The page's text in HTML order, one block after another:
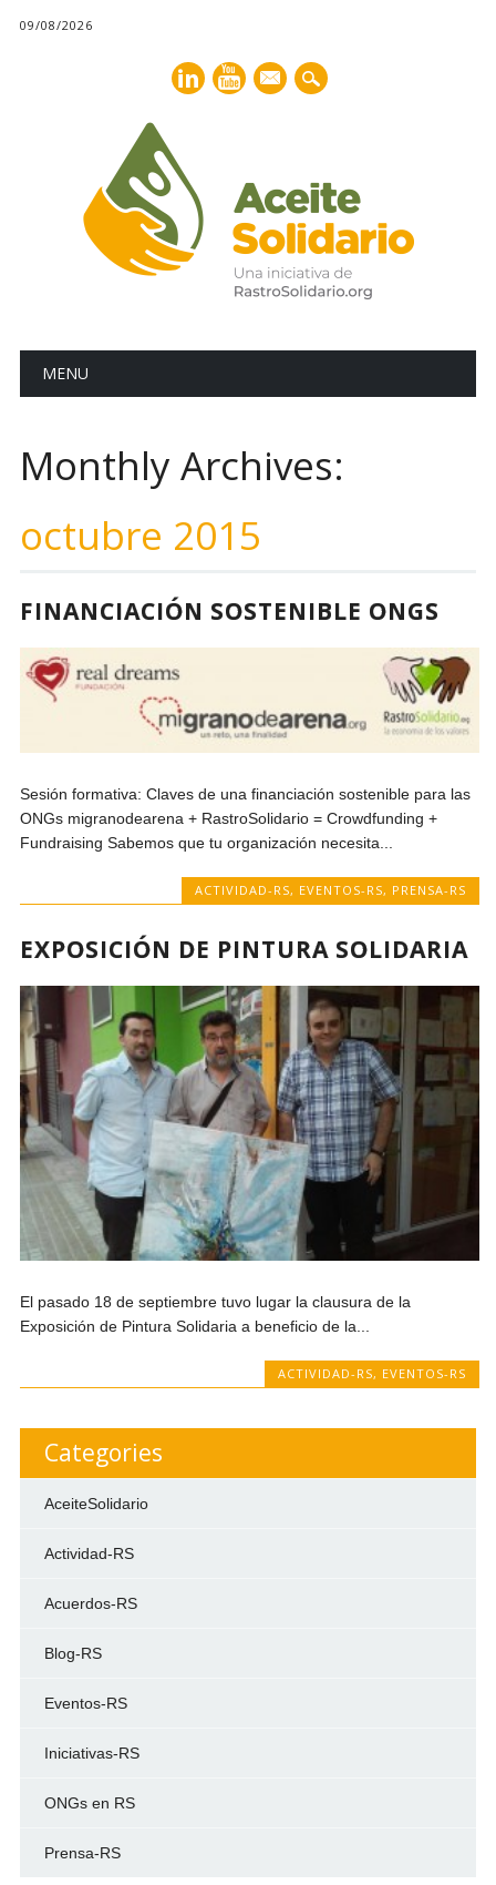
09/08/2026
mail
Main menu
MENU
Monthly Archives:
octubre 2015
FINANCIACIÓN SOSTENIBLE ONGS
Sesión formativa: Claves de una financiación sostenible para las
ONGs migranodearena + RastroSolidario = Crowdfunding +
Fundraising Sabemos que tu organización necesita...
ACTIVIDAD-RS, EVENTOS-RS, PRENSA-RS
EXPOSICIÓN DE PINTURA SOLIDARIA
El pasado 18 de septiembre tuvo lugar la clausura de la
Exposición de Pintura Solidaria a beneficio de la...
ACTIVIDAD-RS, EVENTOS-RS
Categories
AceiteSolidario
Actividad-RS
Acuerdos-RS
Blog-RS
Eventos-RS
Iniciativas-RS
ONGs en RS
Prensa-RS